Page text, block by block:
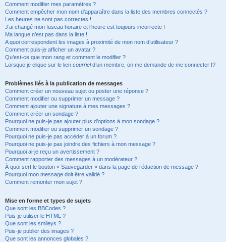
Comment modifier mes paramètres ?
Comment empêcher mon nom d’apparaître dans la liste des membres connectés ?
Les heures ne sont pas correctes !
J’ai changé mon fuseau horaire et l’heure est toujours incorrecte !
Ma langue n’est pas dans la liste !
A quoi correspondent les images à proximité de mon nom d’utilisateur ?
Comment puis-je afficher un avatar ?
Qu’est-ce que mon rang et comment le modifier ?
Lorsque je clique sur le lien courrield’un membre, on me demande de me connecter !?
Problèmes liés à la publication de messages
Comment créer un nouveau sujet ou poster une réponse ?
Comment modifier ou supprimer un message ?
Comment ajouter une signature à mes messages ?
Comment créer un sondage ?
Pourquoi ne puis-je pas ajouter plus d’options à mon sondage ?
Comment modifier ou supprimer un sondage ?
Pourquoi ne puis-je pas accéder à un forum ?
Pourquoi ne puis-je pas joindre des fichiers à mon message ?
Pourquoi ai-je reçu un avertissement ?
Comment rapporter des messages à un modérateur ?
À quoi sert le bouton « Sauvegarder » dans la page de rédaction de message ?
Pourquoi mon message doit être validé ?
Comment remonter mon sujet ?
Mise en forme et types de sujets
Que sont les BBCodes ?
Puis-je utiliser le HTML ?
Que sont les smileys ?
Puis-je publier des images ?
Que sont les annonces globales ?